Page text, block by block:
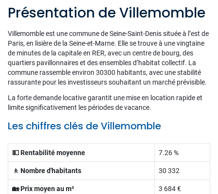
Présentation de Villemomble
Villemomble est une commune de Seine-Saint-Denis située à l’est de
Paris, en lisière de la Seine-et-Marne. Elle se trouve à une vingtaine
de minutes de la capitale en RER, avec un centre de bourg, des
quartiers pavillonnaires et des ensembles d’habitat collectif. La
commune rassemble environ 30300 habitants, avec une stabilité
rassurante pour les investisseurs souhaitant un marché prévisible.
La forte demande locative garantit une mise en location rapide et
limite significativement les périodes de vacance.
Les chiffres clés de Villemomble
💵 Rentabilité moyenne 7.26 %
🚶 Nombre d'habitants 30 332
🏡 Prix moyen au m² 3 684 €